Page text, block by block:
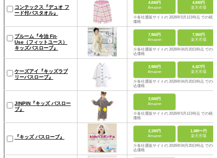
コンテックス『デュオ フ
ード付バスタオル』
4,840円
Amazon
4,840円
楽天市場
※各社通販サイトの 2026年5月1日時点 での税込
価格
ブルーム『今治 Fit-
Use（フィットユース）
キッズバスローブ』
7,960円
Amazon
7,960円
楽天市場
※各社通販サイトの 2026年04月20日時点 での税
込価格
ケーズアイ『キッズラブ
リーバスローブ』
3,980円
Amazon
6,427円
楽天市場
※各社通販サイトの 2026年04月20日時点 での税
込価格
JINPIN『キッズ バスロー
ブ』
3,000円
Amazon
※各社通販サイトの 2026年5月1日時点 での税込
価格
『キッズ バスローブ』
2,180円
Amazon
1,480〜円
楽天市場
※各社通販サイトの 2026年04月20日時点 での税
込価格